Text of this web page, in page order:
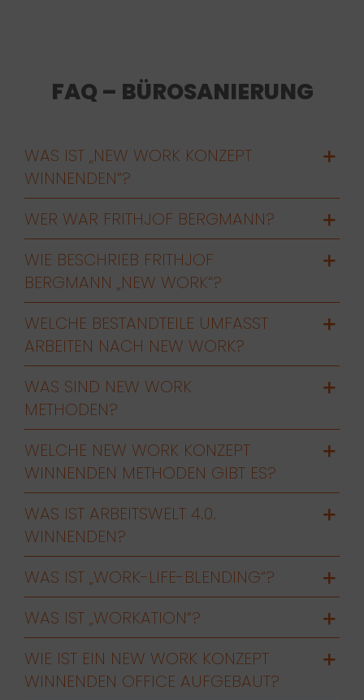
FAQ – BÜROSANIERUNG
WAS IST „NEW WORK KONZEPT
WINNENDEN“?
WER WAR FRITHJOF BERGMANN?
WIE BESCHRIEB FRITHJOF
BERGMANN „NEW WORK“?
WELCHE BESTANDTEILE UMFASST
ARBEITEN NACH NEW WORK?
WAS SIND NEW WORK
METHODEN?
WELCHE NEW WORK KONZEPT
WINNENDEN METHODEN GIBT ES?
WAS IST ARBEITSWELT 4.0.
WINNENDEN?
WAS IST „WORK-LIFE-BLENDING“?
WAS IST „WORKATION“?
WIE IST EIN NEW WORK KONZEPT
WINNENDEN OFFICE AUFGEBAUT?